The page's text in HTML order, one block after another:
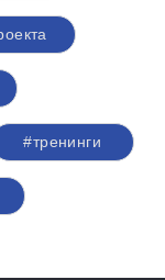
#тренинги